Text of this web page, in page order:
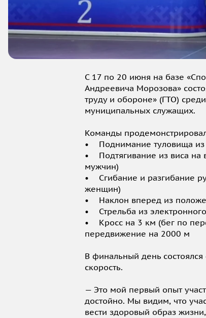
С 17 по 20 июня на базе
Андреевича Морозова»
труду и обороне» (ГТО)
муниципальных служащих.
Команды
• Поднимание туловища из
• Подтягивание из виса на
мужчин)
• Сгибание и разгибание
женщин)
• Наклон вперед из
• Стрельба из
• Кросс на 3 км (бег по
передвижение на 2000 м
В финальный день
скорость.
— Это мой первый опыт
достойно. Мы видим, что
вести здоровый образ